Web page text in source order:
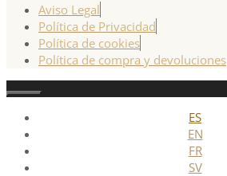
Aviso Legal
Política de Privacidad
Política de cookies
Política de compra y devoluciones
Cerrar
ES
EN
FR
SV